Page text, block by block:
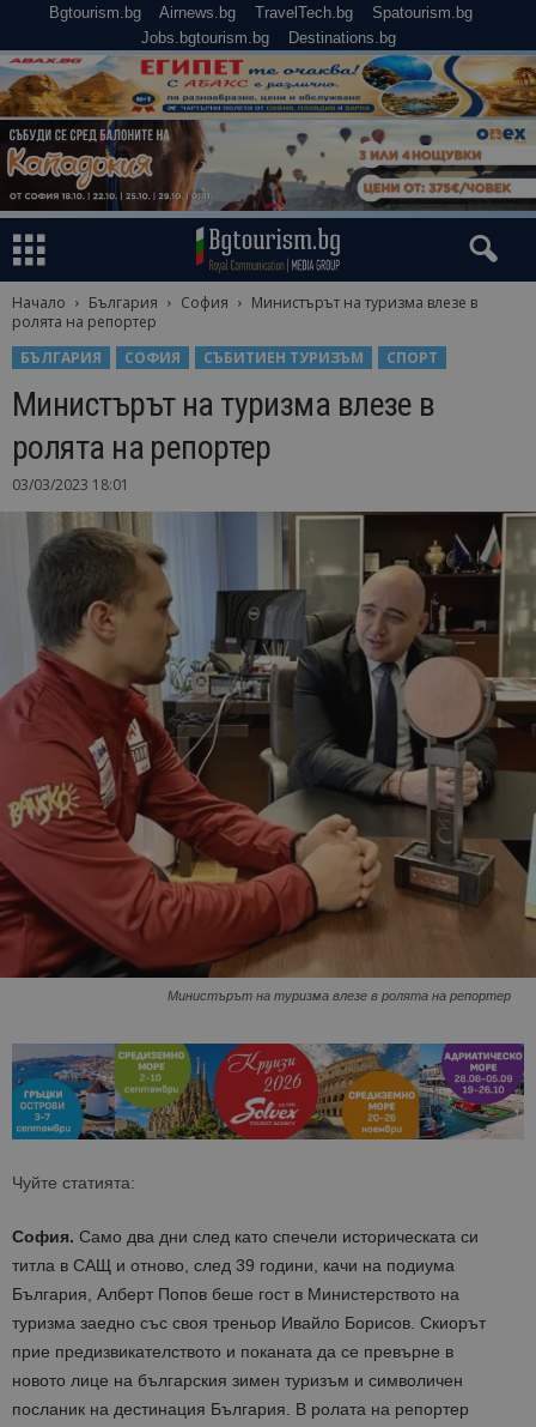
Bgtourism.bg Airnews.bg TravelTech.bg
Spatourism.bg
Jobs.bgtourism.bg
Destinations.bg
Начало България София
Министърът на туризма влезе в
ролята на репортер
БЪЛГАРИЯ
СОФИЯ СЪБИТИЕН ТУРИЗЪМ СПОРТ
Министърът на туризма влезе в
ролята на репортер
03/03/2023 18:01
Министърът на туризма влезе в ролята на репортер
Чуйте статията:
София. Само два дни след като спечели историческата си
титла в САЩ и отново след 39 години качи на подиума
България Алберт Попов беше гост в Министерството на
туризма заедно със своя треньор Ивайло Борисов Скиорът
прие предизвикателството и поканата да се превърне в
новото лице на българския зимен туризъм и символичен
посланик на дестинация България . В ролата на репортер